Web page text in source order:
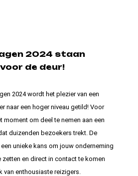
2024 staan
de deur!
2024 wordt het plezier van een
naar een hoger niveau getild! Voor
moment om deel te nemen aan een
duizenden bezoekers trekt. De
unieke kans om jouw onderneming
en direct in contact te komen
van enthousiaste reizigers.